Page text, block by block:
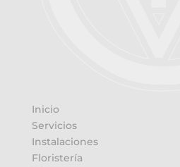
Inicio
Servicios
Instalaciones
Floristería